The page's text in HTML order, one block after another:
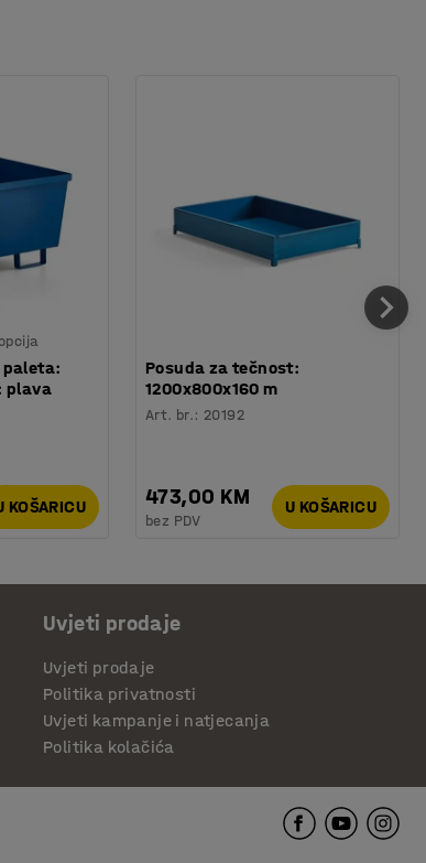
paleta:
plava
KOŠARICU
Posuda za tečnost:
1200x800x160 m
Art. br.: 20192
473,00 KM
bez PDV
U KOŠARICU
Uvjeti prodaje
Uvjeti prodaje
Politika privatnosti
Uvjeti kampanje i natjecanja
Politika kolačića